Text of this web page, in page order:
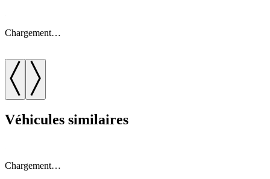
Chargement…
Véhicules similaires
Chargement…